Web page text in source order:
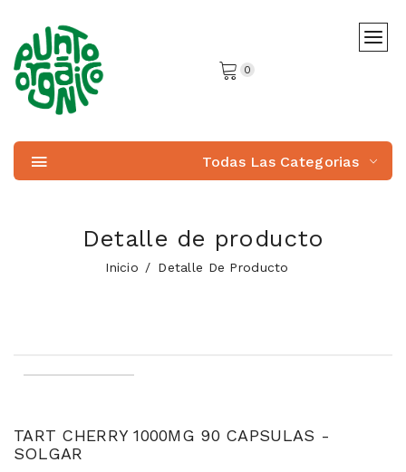
0
Todas Las Categorias
Detalle de producto
Inicio Detalle De Producto
TART CHERRY 1000MG 90 CAPSULAS -
SOLGAR